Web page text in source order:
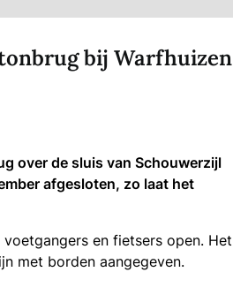
bij Warfhuizen
over de sluis van Schouwerzijl
afgesloten, zo laat het
en fietsers open. Het
met borden aangegeven.